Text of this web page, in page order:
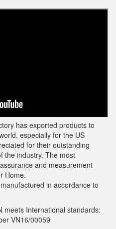
has exported products to
especially for the US
for their outstanding
the industry. The most
and measurement
Home.
in accordance to
meets International standards:
VN16/00059